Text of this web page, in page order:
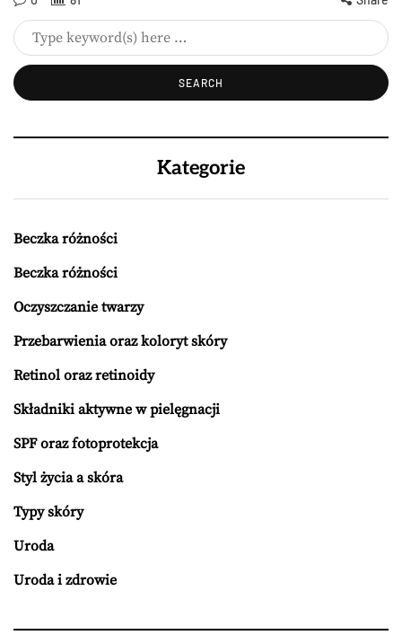
Kategorie
Beczka różności
Beczka różności
Oczyszczanie twarzy
Przebarwienia oraz koloryt skóry
Retinol oraz retinoidy
Składniki aktywne w pielęgnacji
SPF oraz fotoprotekcja
Styl życia a skóra
Typy skóry
Uroda
Uroda i zdrowie